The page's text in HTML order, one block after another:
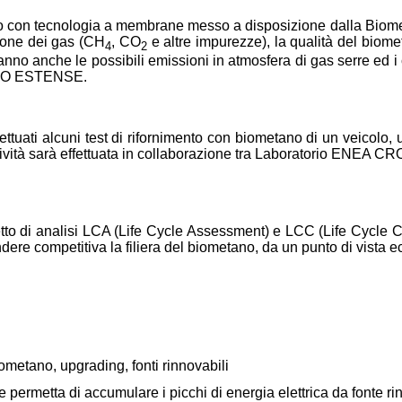
con tecnologia a membrane messo a disposizione dalla
dei gas (CH 4, CO2e altre impurezze), la qualità del
anche le possibili emissioni in atmosfera di gas serre ed
ESTENSE.
alcuni test di rifornimento con biometano di un
sarà effettuata in collaborazione tra Laboratorio ENEA
di analisi LCA (Life Cycle Assessment) e LCC (Life Cycle
competitiva la filiera del biometano, da un punto di vista
upgrading, fonti rinnovabili
permetta di accumulare i picchi di energia elettrica da fonte